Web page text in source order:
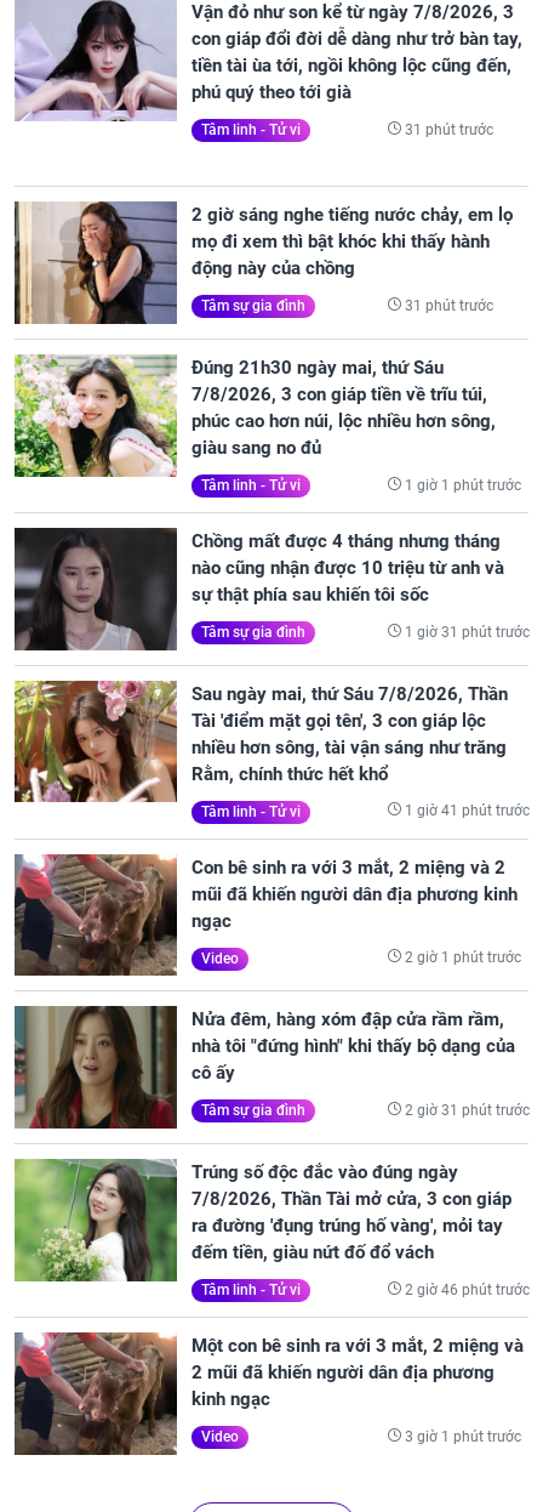
Vận đỏ như son kể từ ngày 7/8/2026, 3
con giáp đổi đời dễ dàng như trở bàn tay,
tiền tài ùa tới, ngồi không lộc cũng đến,
phú quý theo tới già
Tâm linh - Tử vi 31 phút trước
2 giờ sáng nghe tiếng nước chảy, em lọ
mọ đi xem thì bật khóc khi thấy hành
động này của chồng
Tâm sự gia đình 31 phút trước
Đúng 21h30 ngày mai, thứ Sáu
7/8/2026, 3 con giáp tiền về trĩu túi,
phúc cao hơn núi, lộc nhiều hơn sông,
giàu sang no đủ
Tâm linh - Tử vi 1 giờ 1 phút trước
Chồng mất được 4 tháng nhưng tháng
nào cũng nhận được 10 triệu từ anh và
sự thật phía sau khiến tôi sốc
Tâm sự gia đình 1 giờ 31 phút trước
Sau ngày mai, thứ Sáu 7/8/2026, Thần
Tài 'điểm mặt gọi tên', 3 con giáp lộc
nhiều hơn sông, tài vận sáng như trăng
Rằm, chính thức hết khổ
Tâm linh - Tử vi 1 giờ 41 phút trước
Con bê sinh ra với 3 mắt, 2 miệng và 2
mũi đã khiến người dân địa phương kinh
ngạc
Video 2 giờ 1 phút trước
Nửa đêm, hàng xóm đập cửa rầm rầm,
nhà tôi "đứng hình" khi thấy bộ dạng của
cô ấy
Tâm sự gia đình 2 giờ 31 phút trước
Trúng số độc đắc vào đúng ngày
7/8/2026, Thần Tài mở cửa, 3 con giáp
ra đường 'đụng trúng hố vàng', mỏi tay
đếm tiền, giàu nứt đố đổ vách
Tâm linh - Tử vi 2 giờ 46 phút trước
Một con bê sinh ra với 3 mắt, 2 miệng và
2 mũi đã khiến người dân địa phương
kinh ngạc
Video 3 giờ 1 phút trước